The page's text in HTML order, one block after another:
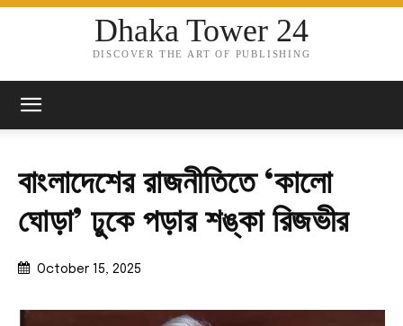
Dhaka Tower 24
DISCOVER THE ART OF PUBLISHING
বাংলাদেশের রাজনীতিতে ‘কালো
ঘোড়া’ ঢুকে পড়ার শঙ্কা রিজভীর
October 15, 2025